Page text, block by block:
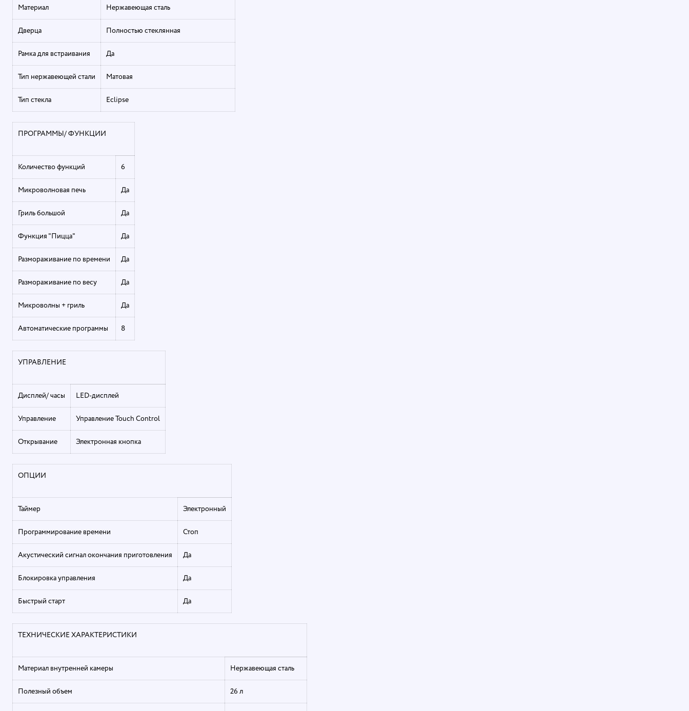
Материал Нержавеющая сталь
Дверца Полностью стеклянная
Рамка для встраивания Да
Тип нержавеющей стали Матовая
Тип стекла Eclipse
ПРОГРАММЫ/ ФУНКЦИИ
Количество функций 6
Микроволновая печь Да
Гриль большой Да
Функция "Пицца" Да
Размораживание по времени Да
Размораживание по весу Да
Микроволны + гриль Да
Автоматические программы 8
УПРАВЛЕНИЕ
Дисплей/ часы LED-дисплей
Управление Управление Touch Control
Открывание Электронная кнопка
ОПЦИИ
Таймер Электронный
Программирование времени Стоп
Акустический сигнал окончания приготовления Да
Блокировка управления Да
Быстрый старт Да
ТЕХНИЧЕСКИЕ ХАРАКТЕРИСТИКИ
Материал внутренней камеры Нержавеющая сталь
Полезный объем 26 л